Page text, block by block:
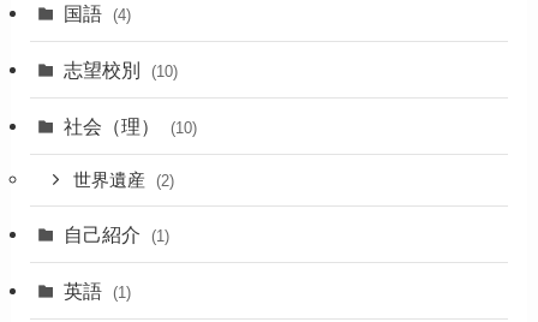
国語 (4)
志望校別 (10)
社会（理） (10)
世界遺産 (2)
自己紹介 (1)
英語 (1)